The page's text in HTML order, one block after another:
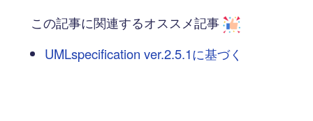
この記事に関連するオススメ記事
UMLspecification ver.2.5.1に基づく